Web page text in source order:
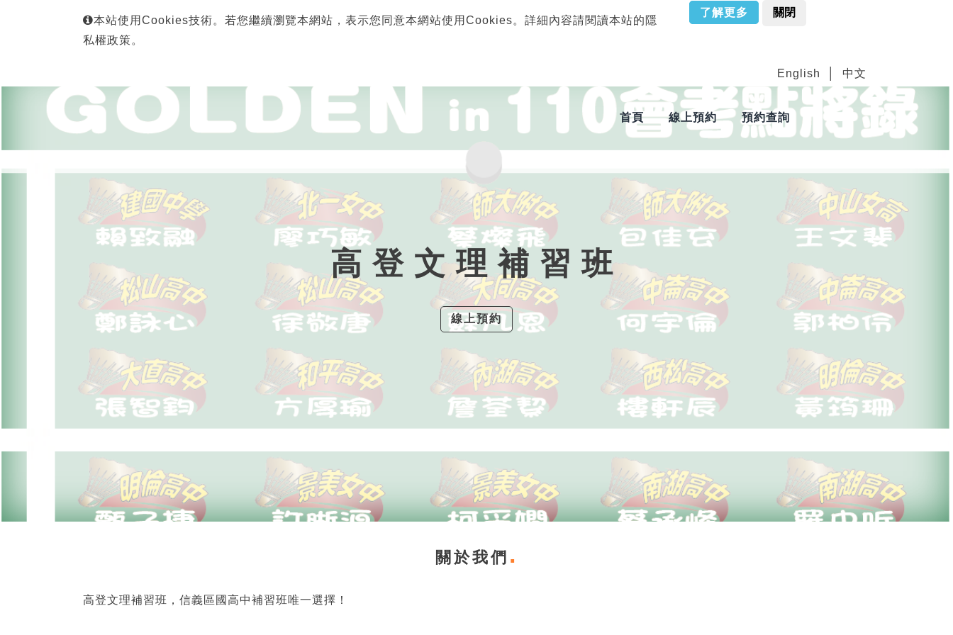
本站使用Cookies技術。若您繼續瀏覽本網站，表示您同意本網站使用Cookies。詳細內容請閱讀本站的隱
私權政策。
了解更多 關閉
English 中文
首頁 線上預約 預約查詢
高登文理補習班
線上預約
關於我們
高登文理補習班，信義區國高中補習班唯一選擇！